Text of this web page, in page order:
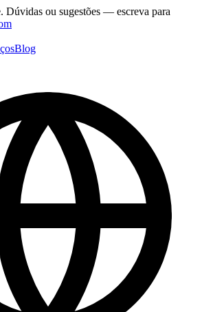
Dúvidas ou sugestões — escreva para
Blog